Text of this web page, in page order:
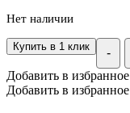
Нет наличии
-
Купить в 1 клик
Добавить в избранное
Добавить в избранное